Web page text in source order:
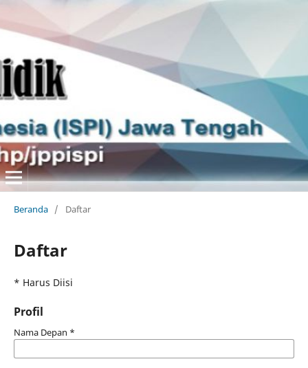
Beranda / Daftar
Daftar
* Harus Diisi
Profil
Nama Depan *